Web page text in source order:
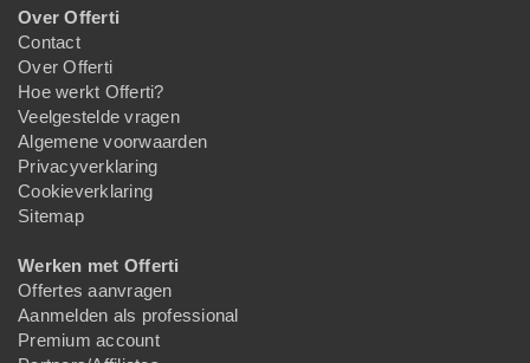
Over Offerti
Contact
Over Offerti
Hoe werkt Offerti?
Veelgestelde vragen
Algemene voorwaarden
Privacyverklaring
Cookieverklaring
Sitemap
Werken met Offerti
Offertes aanvragen
Aanmelden als professional
Premium account